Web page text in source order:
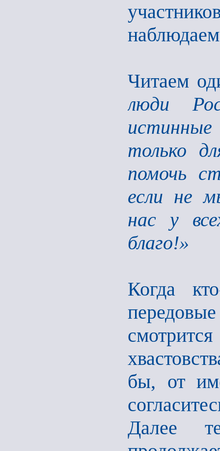
Читаем
люди
только
помочь
если не
нас у
благо!»
Когда
бы, от
Далее